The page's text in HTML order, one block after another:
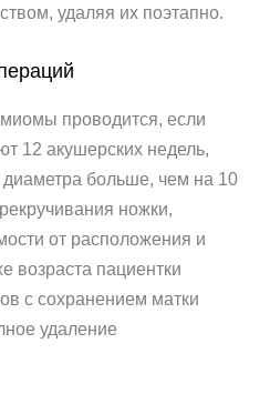
удаляя их поэтапно.
проводится, если
12 акушерских недель,
больше, чем на 10
ножки,
от расположения и
возраста пациентки
с сохранением матки
удаление